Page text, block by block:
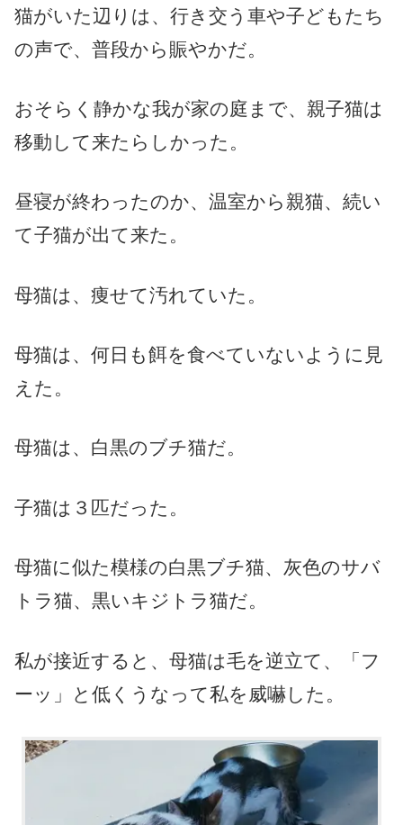
猫がいた辺りは、行き交う車や子どもたち
の声で、普段から賑やかだ。
おそらく静かな我が家の庭まで、親子猫は
移動して来たらしかった。
昼寝が終わったのか、温室から親猫、続い
て子猫が出て来た。
母猫は、痩せて汚れていた。
母猫は、何日も餌を食べていないように見
えた。
母猫は、白黒のブチ猫だ。
子猫は３匹だった。
母猫に似た模様の白黒ブチ猫、灰色のサバ
トラ猫、黒いキジトラ猫だ。
私が接近すると、母猫は毛を逆立て、「フ
ーッ」と低くうなって私を威嚇した。